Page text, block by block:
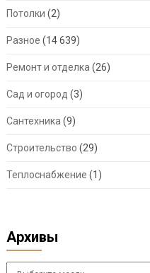
Потолки (2)
Разное (14 639)
Ремонт и отделка (26)
Сад и огород (3)
Сантехника (9)
Строительство (29)
Теплоснабжение (1)
Архивы
Архивы